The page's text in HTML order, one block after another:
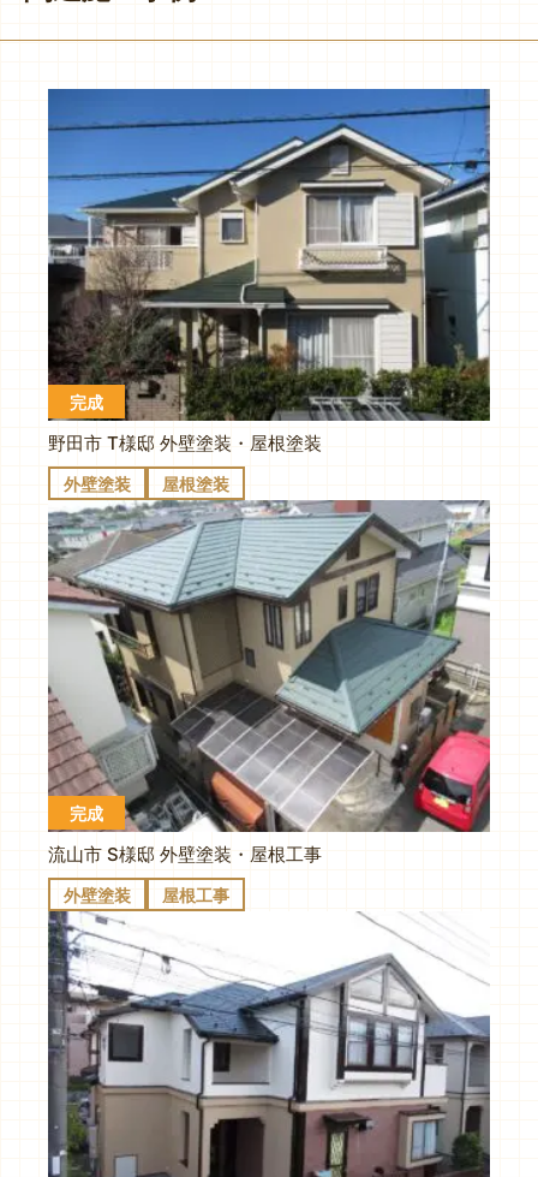
完成
野田市 T様邸 外壁塗装・屋根塗装
外壁塗装 屋根塗装
完成
流山市 S様邸 外壁塗装・屋根工事
外壁塗装 屋根工事